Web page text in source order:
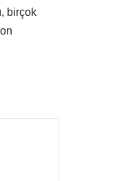
birçok